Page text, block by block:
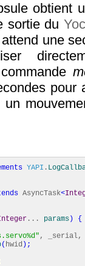
obtient
sortie du
une
pour
YAPI .
AsyncTask<
... params )
{
, _serial,
( hwid ) ;